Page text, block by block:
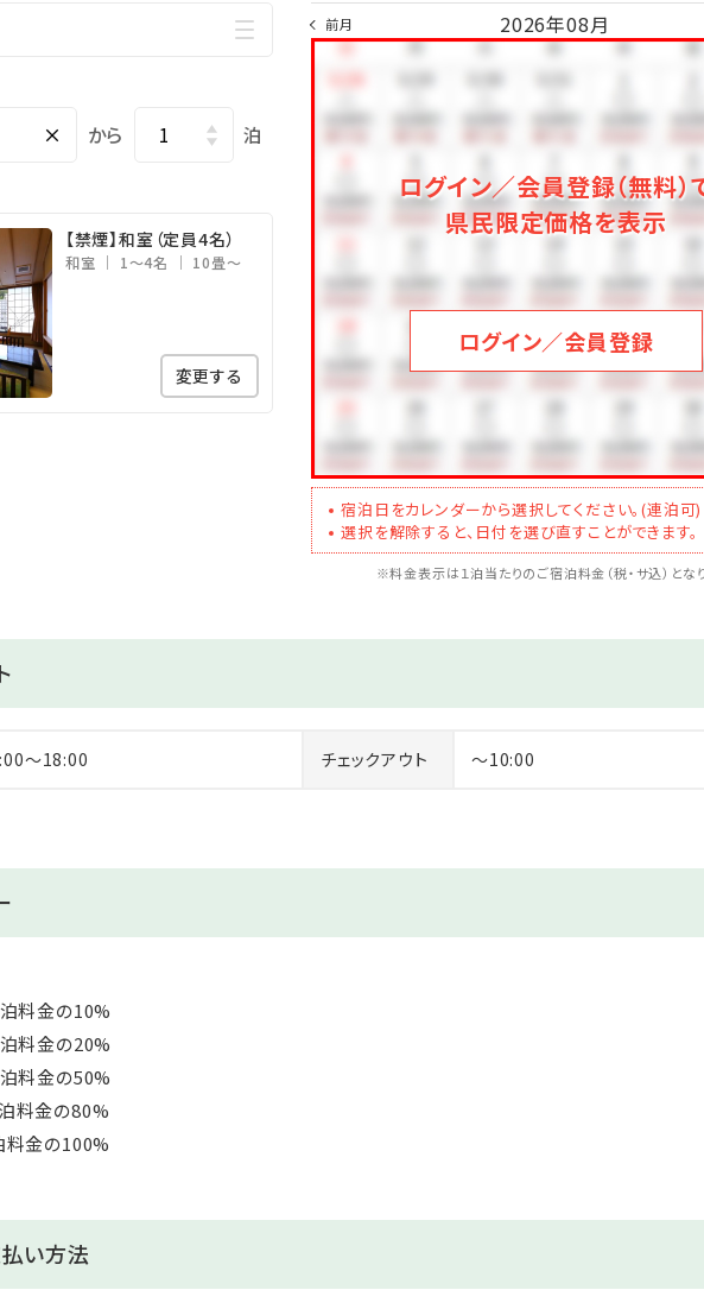
込みいただけます
お電話か予約時に備考欄へご記載ください
時～10時
をご用意。ご予約不要、ご自身で空きを確認いただき、ご自由にお入りください
年2月1日以降のご予約に関するお知らせ】
50％（食事・寝具付）
食事・寝具なし）
なし）をご選択ください。
× から 泊
【禁煙】和室（定員4名）
和室 1～4名 10畳～
変更する
前月 2026年08月
ログイン／会員登録（無料）
県民限定価格を表示
ログイン／会員登録
宿泊日をカレンダーから選択してください。(連泊可)
選択を解除すると、日付を選び直すことができます。
※料金表示は１泊当たりのご宿泊料金（税・サ込）とな
～18:00 チェックアウト ～10:00
金の10%
金の20%
金の50%
の80%
金の100%
い方法